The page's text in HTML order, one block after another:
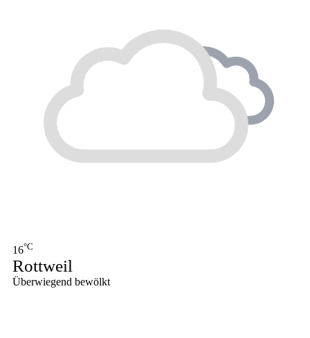
16°C
Rottweil
Überwiegend bewölkt